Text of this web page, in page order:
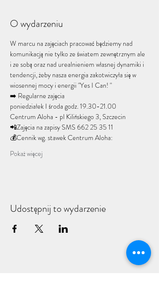
O wydarzeniu
W marcu na zajęciach pracować będziemy nad
komunikacją nie tylko ze światem zewnętrznym ale
i ze sobą oraz nad urealnieniem własnej dynamiki i
tendencji, żeby nasza energia zakotwiczyła się w
wiosennej mocy i energii "Yes I Can! "
➡️ Regularne zajęcia
poniedziałek I środa godz. 19.30-21.00
Centrum Aloha - pl Kilińskiego 3, Szczecin
📲Zajęcia na zapisy SMS 662 25 35 11
💰Cennik wg. stawek Centrum Aloha:
Pokaż więcej
Udostępnij to wydarzenie